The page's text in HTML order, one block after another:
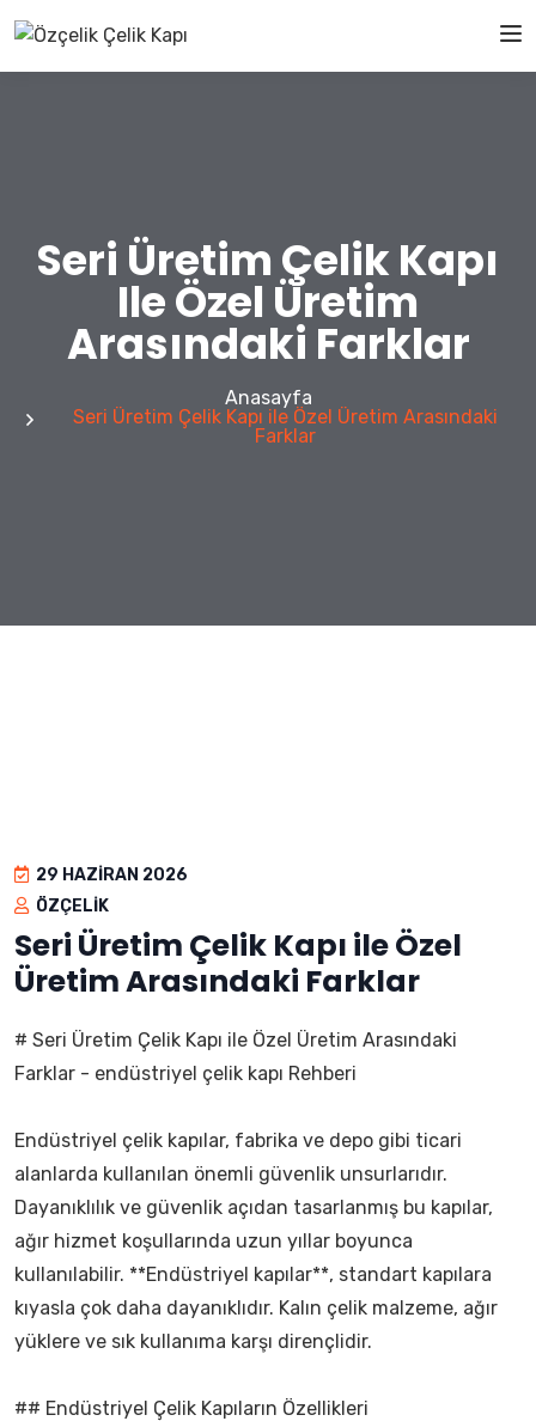
Seri Üretim Çelik Kapı
Ile Özel Üretim
Arasındaki Farklar
Anasayfa
Seri Üretim Çelik Kapı ile Özel Üretim Arasındaki
Farklar
29 HAZIRAN 2026
ÖZÇELIK
Seri Üretim Çelik Kapı ile Özel
Üretim Arasındaki Farklar
# Seri Üretim Çelik Kapı ile Özel Üretim Arasındaki
Farklar - endüstriyel çelik kapı Rehberi
Endüstriyel çelik kapılar, fabrika ve depo gibi ticari
alanlarda kullanılan önemli güvenlik unsurlarıdır.
Dayanıklılık ve güvenlik açıdan tasarlanmış bu kapılar,
ağır hizmet koşullarında uzun yıllar boyunca
kullanılabilir. **Endüstriyel kapılar**, standart kapılara
kıyasla çok daha dayanıklıdır. Kalın çelik malzeme, ağır
yüklere ve sık kullanıma karşı dirençlidir.
## Endüstriyel Çelik Kapıların Özellikleri